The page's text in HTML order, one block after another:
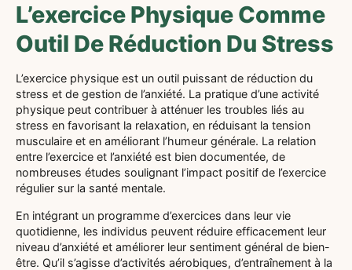
L’exercice Physique Comme
Outil De Réduction Du Stress
L’exercice physique est un outil puissant de réduction du
stress et de gestion de l’anxiété. La pratique d’une activité
physique peut contribuer à atténuer les troubles liés au
stress en favorisant la relaxation, en réduisant la tension
musculaire et en améliorant l’humeur générale. La relation
entre l’exercice et l’anxiété est bien documentée, de
nombreuses études soulignant l’impact positif de l’exercice
régulier sur la santé mentale.
En intégrant un programme d’exercices dans leur vie
quotidienne, les individus peuvent réduire efficacement leur
niveau d’anxiété et améliorer leur sentiment général de bien-
être. Qu’il s’agisse d’activités aérobiques, d’entraînement à la